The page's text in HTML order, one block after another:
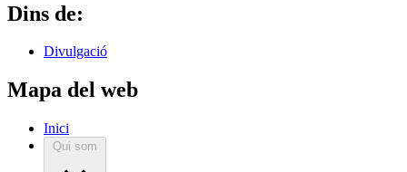
Dins de:
Divulgació
Mapa del web
Inici
Qui som